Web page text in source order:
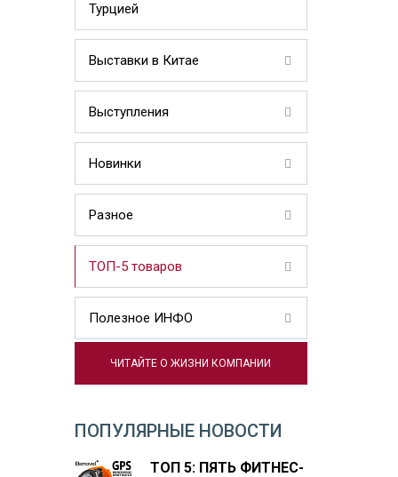
Турцией
Выставки в Китае
Выступления
Новинки
Разное
ТОП-5 товаров
Полезное ИНФО
ЧИТАЙТЕ О ЖИЗНИ КОМПАНИИ
ПОПУЛЯРНЫЕ НОВОСТИ
ТОП 5: ПЯТЬ ФИТНЕС-